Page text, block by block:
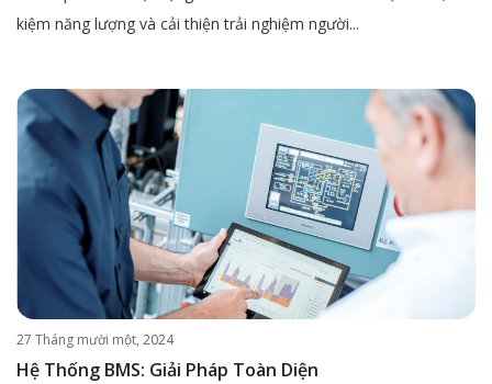
kiệm năng lượng và cải thiện trải nghiệm người...
27 Tháng mười một, 2024
Hệ Thống BMS: Giải Pháp Toàn Diện